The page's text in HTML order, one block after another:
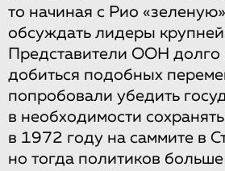
то начиная с Рио
обсуждать лидеры
Представители ООН долго
добиться подобных
попробовали убедить
в необходимости
в 1972 году на саммите в
но тогда политиков